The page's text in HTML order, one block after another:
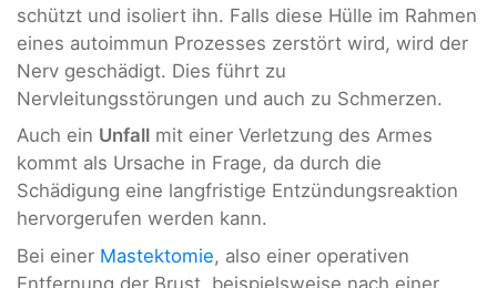
schützt und isoliert ihn. Falls diese Hülle im Rahmen
eines autoimmun Prozesses zerstört wird, wird der
Nerv geschädigt. Dies führt zu
Nervleitungsstörungen und auch zu Schmerzen.
Auch ein Unfall mit einer Verletzung des Armes
kommt als Ursache in Frage, da durch die
Schädigung eine langfristige Entzündungsreaktion
hervorgerufen werden kann.
Bei einer Mastektomie, also einer operativen
Entfernung der Brust, beispielsweise nach einer